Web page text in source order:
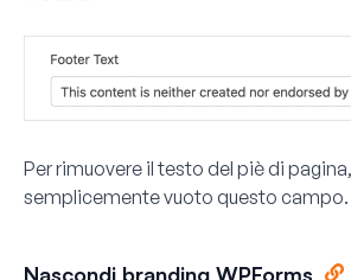
Per rimuovere il testo del piè di
semplicemente vuoto questo campo.
Nascondi branding WPForms